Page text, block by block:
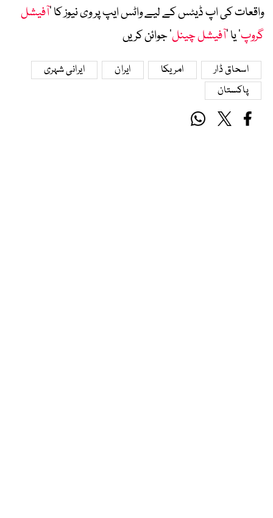
واقعات کی اپ ڈیٹس کے لیے واٹس ایپ پر وی نیوز کا ’آفیشل
گروپ‘ یا ’آفیشل چینل‘ جوائن کریں
اسحاق ڈار امریکا ایران
ایرانی شہری
پاکستان